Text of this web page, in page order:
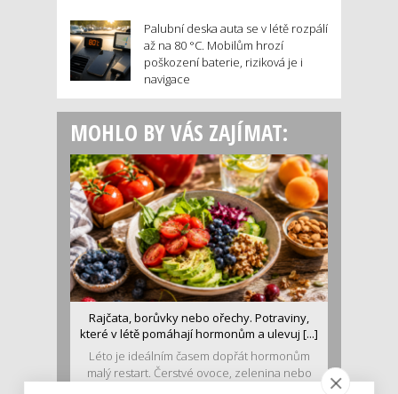
Palubní deska auta se v létě rozpálí
až na 80 °C. Mobilům hrozí
poškození baterie, riziková je i
navigace
MOHLO BY VÁS ZAJÍMAT:
Rajčata, borůvky nebo ořechy. Potraviny,
které v létě pomáhají hormonům a ulevuj [...]
Léto je ideálním časem dopřát hormonům
malý restart. Čerstvé ovoce, zelenina nebo